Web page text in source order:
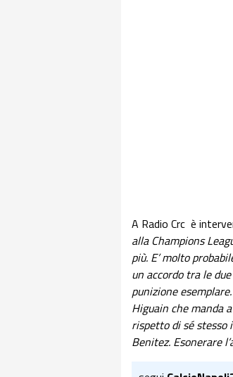
A Radio Crc è
alla Champions
più. E’ molto
un accordo tra le
punizione
Higuain che manda
rispetto di sé stesso
Benitez. Esonerare